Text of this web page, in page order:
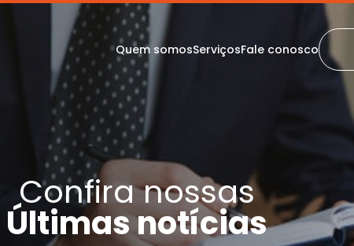
Quem somosServiçosFale conosco
Confira nossas
Últimas notícias